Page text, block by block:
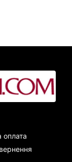
оплата